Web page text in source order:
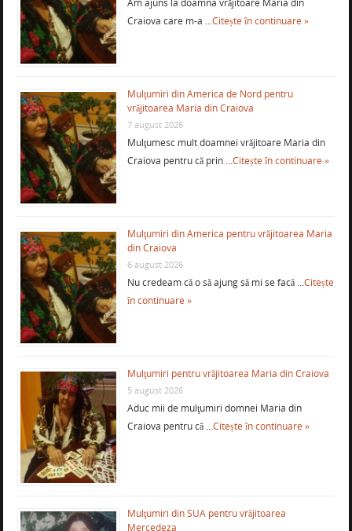
Craiova care m-a …Citește în continuare »
Mulţumiri din America de Nord pentru
vrăjitoarea Maria din Craiova
7 august 2026
Mulţumesc mult doamnei vrăjitoare Maria din
Craiova pentru că prin …Citește în continuare »
Mulţumiri din America pentru vrăjitoarea Maria
din Craiova
6 august 2026
Nu credeam că o să ajung să mi se facă …Citește
în continuare »
Mulţumiri pentru vrăjitoarea Maria din Craiova
5 august 2026
Aduc mii de mulţumiri domnei Maria din
Craiova pentru că …Citește în continuare »
Mulţumiri din SUA pentru vrăjitoarea
Mercedeza